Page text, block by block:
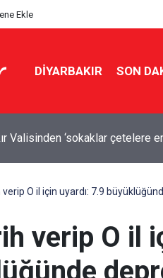
Ekle
DIYARBAKIR SON
Valisinden ‘sokaklar çetelere
verip O il için uyardı: 7.9
verip O il